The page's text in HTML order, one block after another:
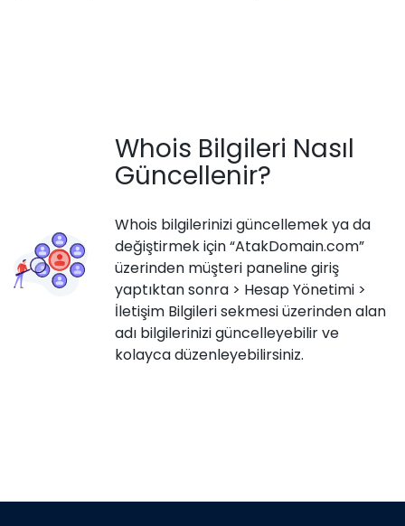
Whois Bilgileri Nasıl
Güncellenir?
Whois bilgilerinizi güncellemek ya da
değiştirmek için “AtakDomain.com”
üzerinden müşteri paneline giriş
yaptıktan sonra > Hesap Yönetimi >
İletişim Bilgileri sekmesi üzerinden alan
adı bilgilerinizi güncelleyebilir ve
kolayca düzenleyebilirsiniz.